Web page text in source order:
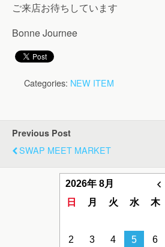
ご来店お待ちしています
Bonne Journee
Categories: NEW ITEM
Previous Post
SWAP MEET MARKET
2026年 8月
日
月 火 水 木
2
3 4 5 6